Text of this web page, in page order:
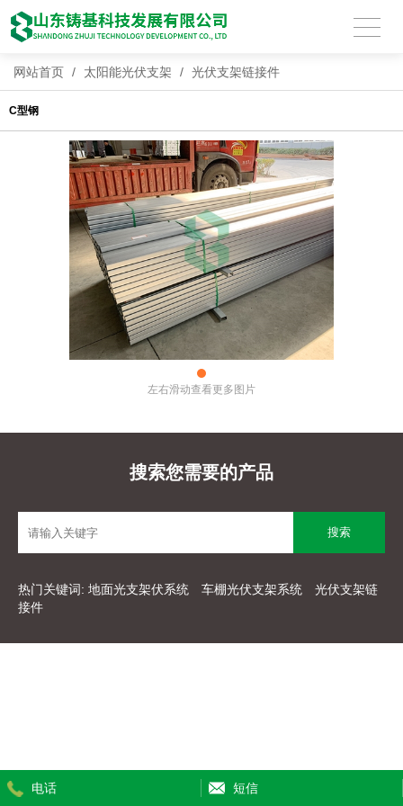
网站首页 / 太阳能光伏支架 / 光伏支架链接件
C型钢
左右滑动查看更多图片
电话 短信
搜索您需要的产品
热门关键词: 地面光支架伏系统 车棚光伏支架系统
光伏支架链
接件